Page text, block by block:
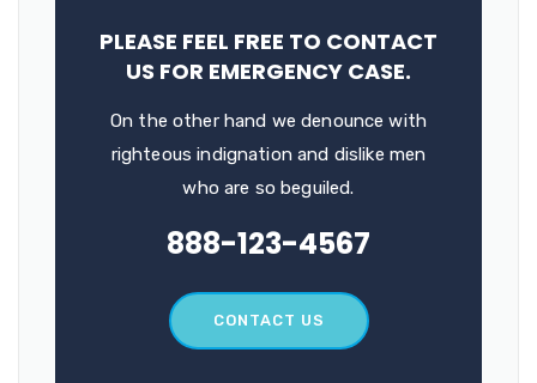
PLEASE FEEL FREE TO CONTACT
US FOR EMERGENCY CASE.
On the other hand we denounce with
righteous indignation and dislike men
who are so beguiled.
888-123-4567
CONTACT US